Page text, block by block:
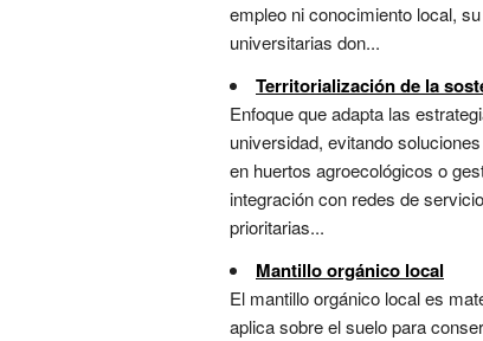
empleo ni conocimiento local,
universitarias don...
Territorialización de la
Enfoque que adapta las
universidad, evitando
en huertos agroecológicos o
integración con redes de
prioritarias...
Mantillo orgánico local
El mantillo orgánico local es
aplica sobre el suelo para